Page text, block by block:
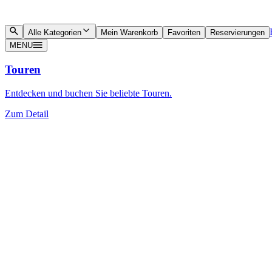
Alle Kategorien Mein Warenkorb Favoriten Reservierungen
MENU
Touren
Entdecken und buchen Sie beliebte Touren.
Zum Detail